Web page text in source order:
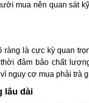
mua nên quan sát
là cực kỳ quan
đảm bảo chất
nguy cơ mua phải trà
lâu dài